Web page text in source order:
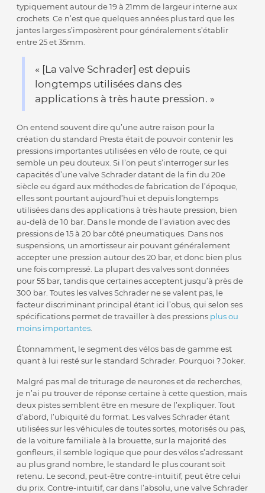
typiquement autour de 19 à 21mm de largeur interne aux
crochets. Ce n’est que quelques années plus tard que les
jantes larges s’imposèrent pour généralement s’établir
entre 25 et 35mm.
« [La valve Schrader] est depuis
longtemps utilisées dans des
applications à très haute pression. »
On entend souvent dire qu’une autre raison pour la
création du standard Presta était de pouvoir contenir les
pressions importantes utilisées en vélo de route, ce qui
semble un peu douteux. Si l’on peut s’interroger sur les
capacités d’une valve Schrader datant de la fin du 20e
siècle eu égard aux méthodes de fabrication de l’époque,
elles sont pourtant aujourd’hui et depuis longtemps
utilisées dans des applications à très haute pression, bien
au-delà de 10 bar. Dans le monde de l’aviation avec des
pressions de 15 à 20 bar côté pneumatiques. Dans nos
suspensions, un amortisseur air pouvant généralement
accepter une pression autour des 20 bar, et donc bien plus
une fois compressé. La plupart des valves sont données
pour 55 bar, tandis que certaines acceptent jusqu’à près de
300 bar. Toutes les valves Schrader ne se valent pas, le
facteur discriminant principal étant ici l’obus, qui selon ses
spécifications permet de travailler à des pressions plus ou
moins importantes
Étonnamment, le segment des vélos bas de gamme est
quant à lui resté sur le standard Schrader. Pourquoi ? Joker.
Malgré pas mal de triturage de neurones et de recherches,
je n’ai pu trouver de réponse certaine à cette question, mais
deux pistes semblent être en mesure de l’expliquer. Tout
d’abord, l’ubiquité du format. Les valves Schrader étant
utilisées sur les véhicules de toutes sortes, motorisés ou pas,
de la voiture familiale à la brouette, sur la majorité des
gonfleurs, il semble logique que pour des vélos s’adressant
au plus grand nombre, le standard le plus courant soit
retenu. Le second, peut-être contre-intuitif, peut être celui
du prix. Contre-intuitif, car dans l’absolu, une valve Schrader